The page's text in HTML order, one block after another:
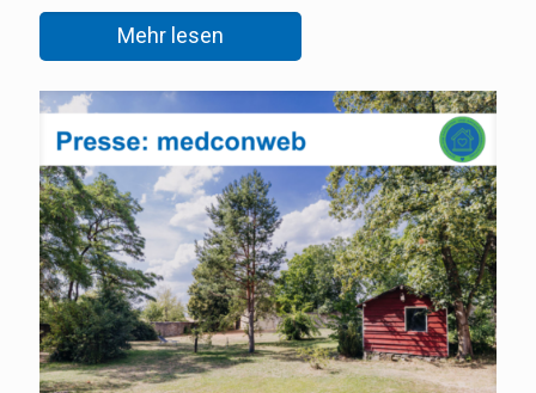
Mehr lesen